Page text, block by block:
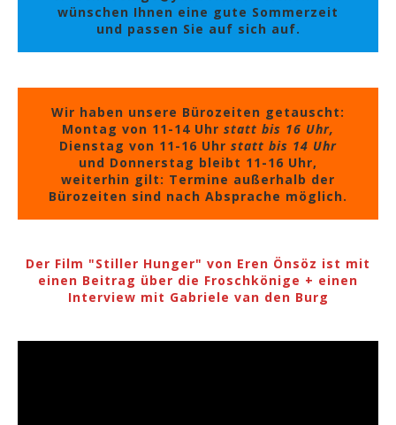
wünschen Ihnen eine gute Sommerzeit
und passen Sie auf sich auf.
Wir haben unsere Bürozeiten getauscht:
Montag von 11-14 Uhr statt bis 16 Uhr,
Dienstag von 11-16 Uhr statt bis 14 Uhr
und Donnerstag bleibt 11-16 Uhr,
weiterhin gilt: Termine außerhalb der
Bürozeiten sind nach Absprache möglich.
Der Film "Stiller Hunger" von Eren Önsöz ist mit
einen Beitrag über die Froschkönige + einen
Interview mit Gabriele van den Burg